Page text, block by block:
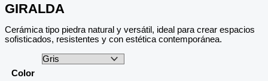
GIRALDA
Cerámica tipo piedra natural y versátil, ideal para crear espacios
sofisticados, resistentes y con estética contemporánea.
Color